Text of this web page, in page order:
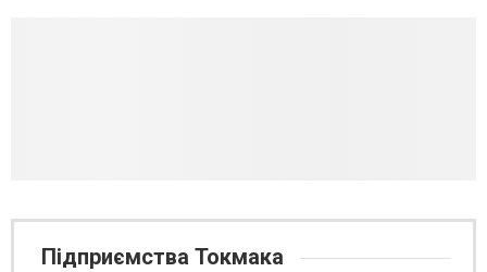
Підприємства Токмака